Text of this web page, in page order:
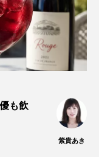
も飲
紫貴あき